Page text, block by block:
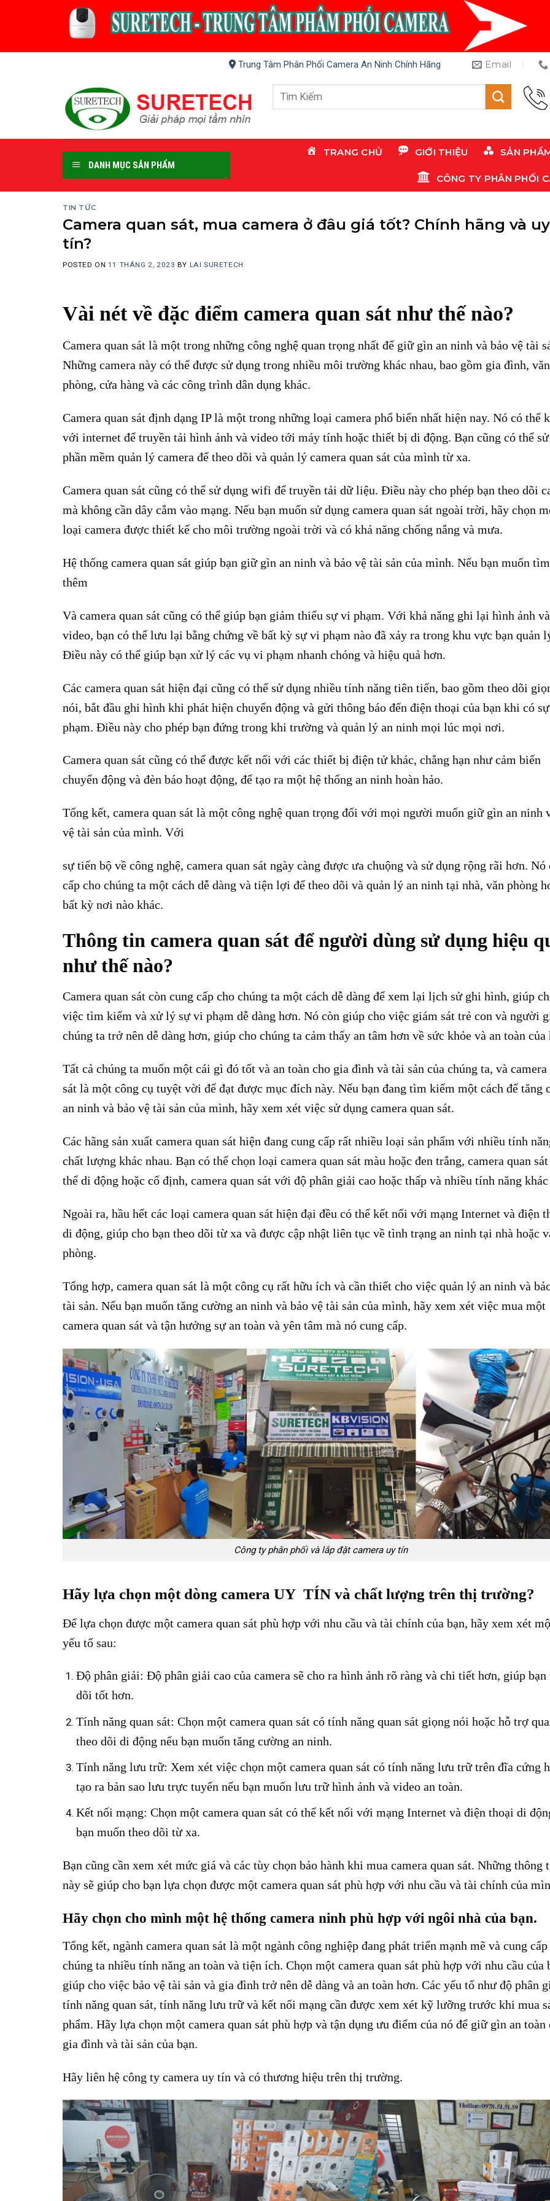
Trung Tâm Phân Phối Camera An Ninh Chính Hãng Email
Tìm
DANH MỤC SẢN PHẨM
TRANG CHỦ GIỚI THIỆU SẢN
CÔNG TY PHÂN PHỐI
TIN TỨC
Camera quan sát, mua camera ở đâu giá tốt? Chính hãng và uy
tín?
POSTED ON 11 THÁNG 2, 2023 BY LAI SURETECH
Vài nét về đặc điểm camera quan sát như thế nào?
Camera quan sát là một trong những công nghệ quan trọng nhất để giữ gìn an ninh và bảo vệ tài
Những camera này có thể được sử dụng trong nhiều môi trường khác nhau, bao gồm gia đình, văn
phòng, cửa hàng và các công trình dân dụng khác.
Camera quan sát định dạng IP là một trong những loại camera phổ biến nhất hiện nay. Nó có thể
với internet để truyền tải hình ảnh và video tới máy tính hoặc thiết bị di động. Bạn cũng có thể
phần mềm quản lý camera để theo dõi và quản lý camera quan sát của mình từ xa.
Camera quan sát cũng có thể sử dụng wifi để truyền tải dữ liệu. Điều này cho phép bạn theo dõi
mà không cần dây cắm vào mạng. Nếu bạn muốn sử dụng camera quan sát ngoài trời, hãy chọn
loại camera được thiết kế cho môi trường ngoài trời và có khả năng chống nắng và mưa.
Hệ thống camera quan sát giúp bạn giữ gìn an ninh và bảo vệ tài sản của mình. Nếu bạn muốn
thêm
Và camera quan sát cũng có thể giúp bạn giảm thiểu sự vi phạm. Với khả năng ghi lại hình ảnh và
video, bạn có thể lưu lại bằng chứng về bất kỳ sự vi phạm nào đã xảy ra trong khu vực bạn quản
Điều này có thể giúp bạn xử lý các vụ vi phạm nhanh chóng và hiệu quả hơn.
Các camera quan sát hiện đại cũng có thể sử dụng nhiều tính năng tiên tiến, bao gồm theo dõi
nói, bắt đầu ghi hình khi phát hiện chuyển động và gửi thông báo đến điện thoại của bạn khi có
phạm. Điều này cho phép bạn đứng trong khi trường và quản lý an ninh mọi lúc mọi nơi.
Camera quan sát cũng có thể được kết nối với các thiết bị điện tử khác, chẳng hạn như cảm biến
chuyển động và đèn báo hoạt động, để tạo ra một hệ thống an ninh hoàn hảo.
Tổng kết, camera quan sát là một công nghệ quan trọng đối với mọi người muốn giữ gìn an ninh
vệ tài sản của mình. Với
sự tiến bộ về công nghệ, camera quan sát ngày càng được ưa chuộng và sử dụng rộng rãi hơn. Nó
cấp cho chúng ta một cách dễ dàng và tiện lợi để theo dõi và quản lý an ninh tại nhà, văn phòng
bất kỳ nơi nào khác.
Thông tin camera quan sát để người dùng sử dụng hiệu
như thế nào?
Camera quan sát còn cung cấp cho chúng ta một cách dễ dàng để xem lại lịch sử ghi hình, giúp
việc tìm kiếm và xử lý sự vi phạm dễ dàng hơn. Nó còn giúp cho việc giám sát trẻ con và người
chúng ta trở nên dễ dàng hơn, giúp cho chúng ta cảm thấy an tâm hơn về sức khỏe và an toàn của
Tất cả chúng ta muốn một cái gì đó tốt và an toàn cho gia đình và tài sản của chúng ta, và camera
sát là một công cụ tuyệt vời để đạt được mục đích này. Nếu bạn đang tìm kiếm một cách để tăng
an ninh và bảo vệ tài sản của mình, hãy xem xét việc sử dụng camera quan sát.
Các hãng sản xuất camera quan sát hiện đang cung cấp rất nhiều loại sản phẩm với nhiều tính
chất lượng khác nhau. Bạn có thể chọn loại camera quan sát màu hoặc đen trắng, camera quan
thể di động hoặc cố định, camera quan sát với độ phân giải cao hoặc thấp và nhiều tính năng
Ngoài ra, hầu hết các loại camera quan sát hiện đại đều có thể kết nối với mạng Internet và điện
di động, giúp cho bạn theo dõi từ xa và được cập nhật liên tục về tình trạng an ninh tại nhà hoặc
phòng.
Tổng hợp, camera quan sát là một công cụ rất hữu ích và cần thiết cho việc quản lý an ninh và
tài sản. Nếu bạn muốn tăng cường an ninh và bảo vệ tài sản của mình, hãy xem xét việc mua một
camera quan sát và tận hưởng sự an toàn và yên tâm mà nó cung cấp.
Công ty phân phối và lắp đặt camera uy tín
Hãy lựa chọn một dòng camera UY TÍN và chất lượng trên thị trường?
Để lựa chọn được một camera quan sát phù hợp với nhu cầu và tài chính của bạn, hãy xem xét
yếu tố sau:
Độ phân giải: Độ phân giải cao của camera sẽ cho ra hình ảnh rõ ràng và chi tiết hơn, giúp bạn
dõi tốt hơn.
Tính năng quan sát: Chọn một camera quan sát có tính năng quan sát giọng nói hoặc hỗ trợ
theo dõi di động nếu bạn muốn tăng cường an ninh.
Tính năng lưu trữ: Xem xét việc chọn một camera quan sát có tính năng lưu trữ trên đĩa cứng
tạo ra bản sao lưu trực tuyến nếu bạn muốn lưu trữ hình ảnh và video an toàn.
Kết nối mạng: Chọn một camera quan sát có thể kết nối với mạng Internet và điện thoại di
bạn muốn theo dõi từ xa.
Bạn cũng cần xem xét mức giá và các tùy chọn bảo hành khi mua camera quan sát. Những thông
này sẽ giúp cho bạn lựa chọn được một camera quan sát phù hợp với nhu cầu và tài chính của
Hãy chọn cho mình một hệ thống camera ninh phù hợp với ngôi nhà của bạn.
Tổng kết, ngành camera quan sát là một ngành công nghiệp đang phát triển mạnh mẽ và cung
chúng ta nhiều tính năng an toàn và tiện ích. Chọn một camera quan sát phù hợp với nhu cầu của
giúp cho việc bảo vệ tài sản và gia đình trở nên dễ dàng và an toàn hơn. Các yếu tố như độ phân
tính năng quan sát, tính năng lưu trữ và kết nối mạng cần được xem xét kỹ lưỡng trước khi mua
phẩm. Hãy lựa chọn một camera quan sát phù hợp và tận dụng ưu điểm của nó để giữ gìn an toàn
gia đình và tài sản của bạn.
Hãy liên hệ công ty camera uy tín và có thương hiệu trên thị trường.